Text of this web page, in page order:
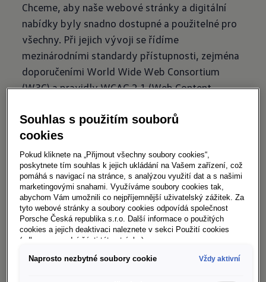
Chceme, aby naše webové stránky a digitální
nabídky byly snadno dostupné a použitelné pro
všechny. Při jejich vývoji se řídíme
mezinárodními standardy přístupnosti, zejména
doporučeními World Wide Web Consortium
(W3C) a pravidly WCAG 2.1 (Web Content
Web vw-uzitkove.cz je navržen tak, aby
splňoval úroveň AA těchto pravidel. Některé
části však zatím nemusí být plně v souladu.
Pracujeme na tom, aby byl náš web zcela
přístupný.
Pomozte nám zlepšit přístupnost
které zatím neodpovídají standardu. Pokud při
Souhlas s použitím souborů
cookies
Pokud kliknete na „Přijmout všechny soubory cookies“,
poskytnete tím souhlas k jejich ukládání na Vašem zařízení, což
pomáhá s navigací na stránce, s analýzou využití dat a s našimi
marketingovými snahami. Využíváme soubory cookies tak,
abychom Vám umožnili co nejpříjemnější uživatelský zážitek. Za
tyto webové stránky a soubory cookies odpovídá společnost
Porsche Česká republika s.r.o. Další informace o použitých
cookies a jejich deaktivaci naleznete v sekci Použití cookies
(odkaz ve spodní části této stránky).
Naprosto nezbytné soubory cookie Vždy aktivní